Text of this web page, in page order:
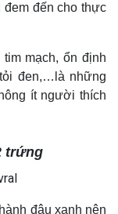
đem đến cho thực
mạch, ổn định
đen,…là những
ít người thích
trứng
đậu xanh nên